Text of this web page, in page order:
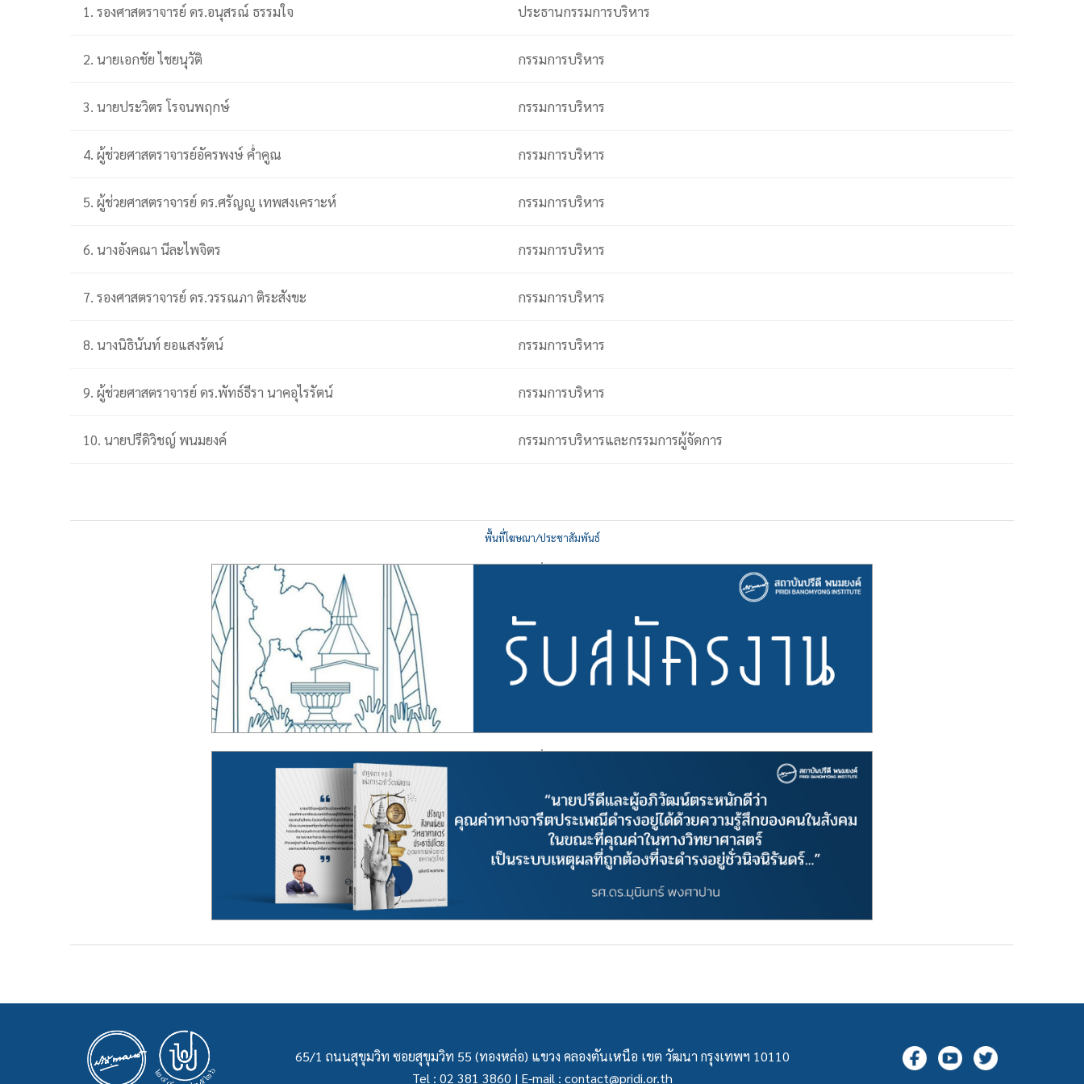
1. รองศาสตราจารย์ ดร.อนุสรณ์ ธรรมใจ ประธานกรรมการบริหาร
2. นายเอกชัย ไชยนุวัติ กรรมการบริหาร
3. นายประวิตร โรจนพฤกษ์ กรรมการบริหาร
4. ผู้ช่วยศาสตราจารย์อัครพงษ์ ค่ำคูณ กรรมการบริหาร
5. ผู้ช่วยศาสตราจารย์ ดร.ศรัญญู เทพสงเคราะห์ กรรมการบริหาร
6. นางอังคณา นีละไพจิตร กรรมการบริหาร
7. รองศาสตราจารย์ ดร.วรรณภา ติระสังขะ กรรมการบริหาร
8. นางนิธินันท์ ยอแสงรัตน์ กรรมการบริหาร
9. ผู้ช่วยศาสตราจารย์ ดร.พัทธ์ธีรา นาคอุไรรัตน์ กรรมการบริหาร
10. นายปรีดิวิชญ์ พนมยงค์ กรรมการบริหารและกรรมการผู้จัดการ
พื้นที่โฆษณา/ประชาสัมพันธ์
65/1 ถนนสุขุมวิท ซอยสุขุมวิท 55 (ทองหล่อ) แขวง คลองตันเหนือ เขต วัฒนา กรุงเทพฯ 10110
Tel : 02 381 3860 | E-mail : contact@pridi.or.th